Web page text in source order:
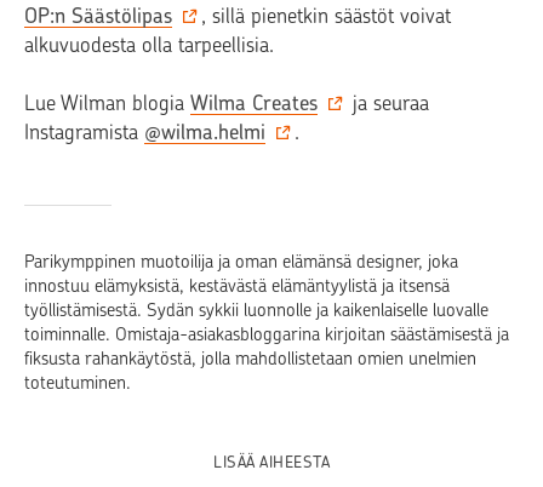
OP:n Säästölipas
, sillä pienetkin säästöt voivat
alkuvuodesta olla tarpeellisia.
Lue Wilman blogia Wilma Creates
ja seuraa
Instagramista @wilma.helmi .
Parikymppinen muotoilija ja oman elämänsä designer, joka
innostuu elämyksistä, kestävästä elämäntyylistä ja itsensä
työllistämisestä. Sydän sykkii luonnolle ja kaikenlaiselle luovalle
toiminnalle. Omistaja-asiakasbloggarina kirjoitan säästämisestä ja
fiksusta rahankäytöstä, jolla mahdollistetaan omien unelmien
toteutuminen.
LISÄÄ AIHEESTA